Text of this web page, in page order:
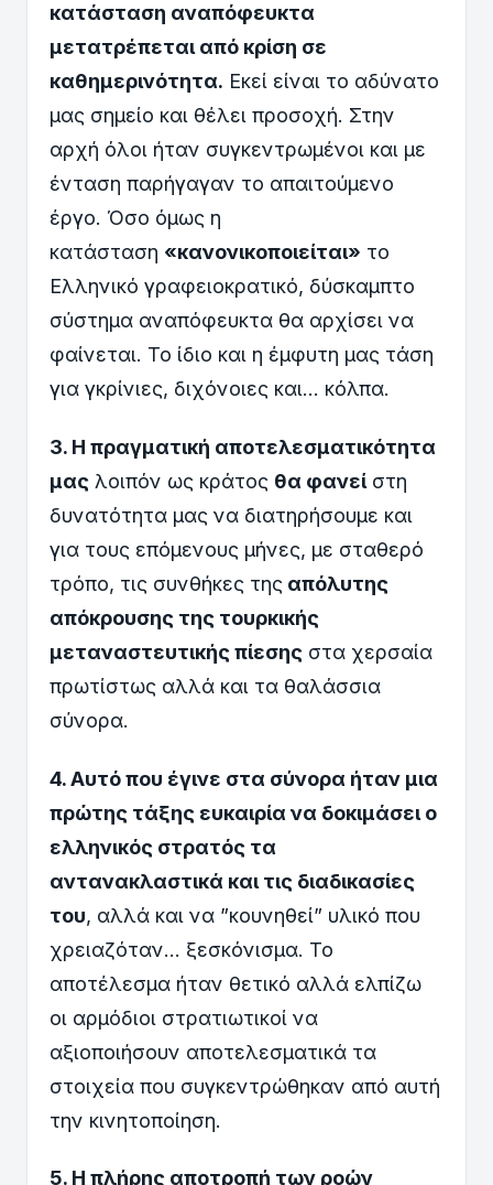
κατάσταση αναπόφευκτα
μετατρέπεται από κρίση σε
καθημερινότητα. Εκεί είναι το αδύνατο
μας σημείο και θέλει προσοχή. Στην
αρχή όλοι ήταν συγκεντρωμένοι και με
ένταση παρήγαγαν το απαιτούμενο
έργο. Όσο όμως η
κατάσταση «κανονικοποιείται» το
Ελληνικό γραφειοκρατικό, δύσκαμπτο
σύστημα αναπόφευκτα θα αρχίσει να
φαίνεται. Το ίδιο και η έμφυτη μας τάση
για γκρίνιες, διχόνοιες και… κόλπα.
3. Η πραγματική αποτελεσματικότητα
μας λοιπόν ως κράτος θα φανεί στη
δυνατότητα μας να διατηρήσουμε και
για τους επόμενους μήνες, με σταθερό
τρόπο, τις συνθήκες της απόλυτης
απόκρουσης της τουρκικής
μεταναστευτικής πίεσης στα χερσαία
πρωτίστως αλλά και τα θαλάσσια
σύνορα.
4. Αυτό που έγινε στα σύνορα ήταν μια
πρώτης τάξης ευκαιρία να δοκιμάσει ο
ελληνικός στρατός τα
αντανακλαστικά και τις διαδικασίες
του, αλλά και να ”κουνηθεί” υλικό που
χρειαζόταν... ξεσκόνισμα. Το
αποτέλεσμα ήταν θετικό αλλά ελπίζω
οι αρμόδιοι στρατιωτικοί να
αξιοποιήσουν αποτελεσματικά τα
στοιχεία που συγκεντρώθηκαν από αυτή
την κινητοποίηση.
5. Η πλήρης αποτροπή των ροών